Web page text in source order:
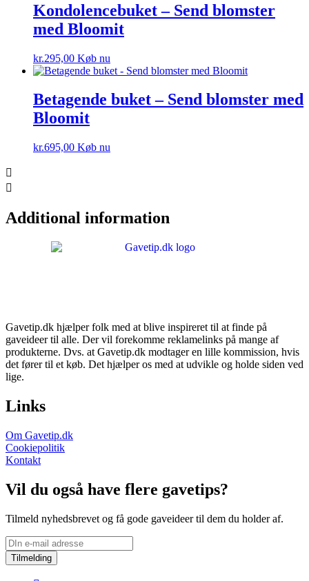
Kondolencebuket – Send blomster
med Bloomit
kr.295,00 Køb nu
Betagende buket – Send blomster med
Bloomit
kr.695,00 Køb nu
Additional information
Gavetip.dk hjælper folk med at blive inspireret til at finde på
gaveideer til alle. Der vil forekomme reklamelinks på mange af
produkterne. Dvs. at Gavetip.dk modtager en lille kommission, hvis
det fører til et køb. Det hjælper os med at udvikle og holde siden ved
lige.
Links
Om Gavetip.dk
Cookiepolitik
Kontakt
Vil du også have flere gavetips?
Tilmeld nyhedsbrevet og få gode gaveideer til dem du holder af.
Tilmelding